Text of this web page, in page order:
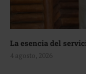
La esencia del
4 agosto, 2026